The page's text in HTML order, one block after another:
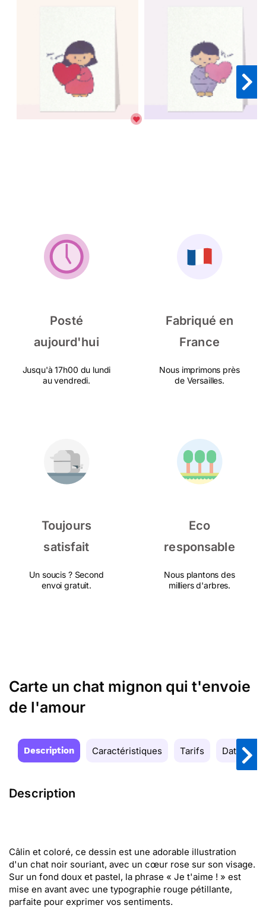
Posté
aujourd'hui
Jusqu'à 17h00 du lundi
au vendredi.
Fabriqué en
France
Nous imprimons près
de Versailles.
Toujours
satisfait
Un soucis ? Second
envoi gratuit.
Eco
responsable
Nous plantons des
milliers d'arbres.
Carte un chat mignon qui t'envoie
de l'amour
Description Caractéristiques Tarifs Date de
Description
Câlin et coloré, ce dessin est une adorable illustration
d'un chat noir souriant, avec un cœur rose sur son visage.
Sur un fond doux et pastel, la phrase « Je t'aime ! » est
mise en avant avec une typographie rouge pétillante,
parfaite pour exprimer vos sentiments.